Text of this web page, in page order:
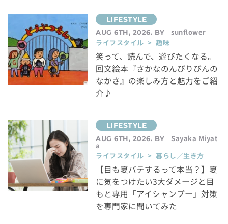
AUG 6TH, 2026. BY
sunflower
ライフスタイル > 趣味
笑って、読んで、遊びたくなる。
回文絵本『さかなのんびりびんの
なかさ』の楽しみ方と魅力をご紹
介♪
AUG 6TH, 2026. BY Sayaka Miyat
a
ライフスタイル > 暮らし／生き方
【目も夏バテするって本当？】夏
に気をつけたい3大ダメージと目
もと専用「アイシャンプー」対策
を専門家に聞いてみた